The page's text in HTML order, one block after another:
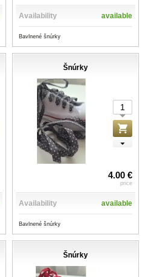
Availability available
Bavlnené šnúrky
Šnúrky
4.00 €
price
Availability available
Bavlnené šnúrky
Šnúrky